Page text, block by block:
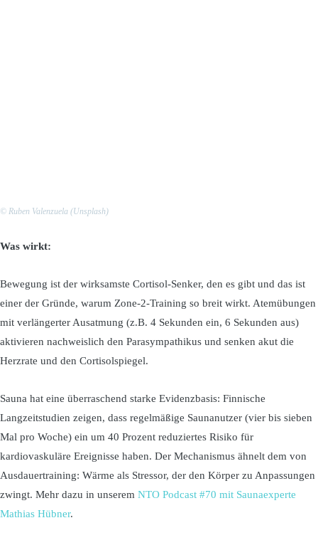
© Ruben Valenzuela (Unsplash)
Was wirkt:
Bewegung ist der wirksamste Cortisol-Senker, den es gibt und das ist
einer der Gründe, warum Zone-2-Training so breit wirkt. Atemübungen
mit verlängerter Ausatmung (z.B. 4 Sekunden ein, 6 Sekunden aus)
aktivieren nachweislich den Parasympathikus und senken akut die
Herzrate und den Cortisolspiegel.
Sauna hat eine überraschend starke Evidenzbasis: Finnische
Langzeitstudien zeigen, dass regelmäßige Saunanutzer (vier bis sieben
Mal pro Woche) ein um 40 Prozent reduziertes Risiko für
kardiovaskuläre Ereignisse haben. Der Mechanismus ähnelt dem von
Ausdauertraining: Wärme als Stressor, der den Körper zu Anpassungen
zwingt. Mehr dazu in unserem NTO Podcast #70 mit Saunaexperte
Mathias Hübner.